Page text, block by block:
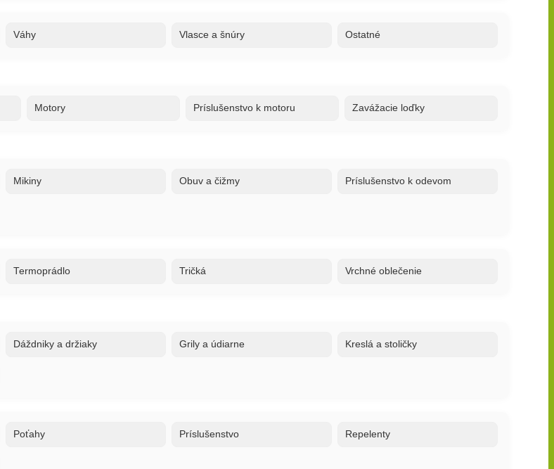
Váhy Vlasce a šnúry Ostatné
Motory Príslušenstvo k motoru Zavážacie loďky
Mikiny Obuv a čižmy Príslušenstvo k odevom
Termoprádlo Tričká Vrchné oblečenie
Dáždniky a držiaky Grily a údiarne Kreslá a stoličky
Poťahy Príslušenstvo Repelenty